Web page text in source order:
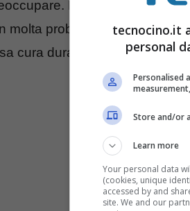
Per il momento,
molta probabilità, fra le
cura durante il trasporto o
tecnocino.it
personal
Personalised
Store and/or
Learn more
Your personal data
(cookies, unique
accessed by and
site. We and our